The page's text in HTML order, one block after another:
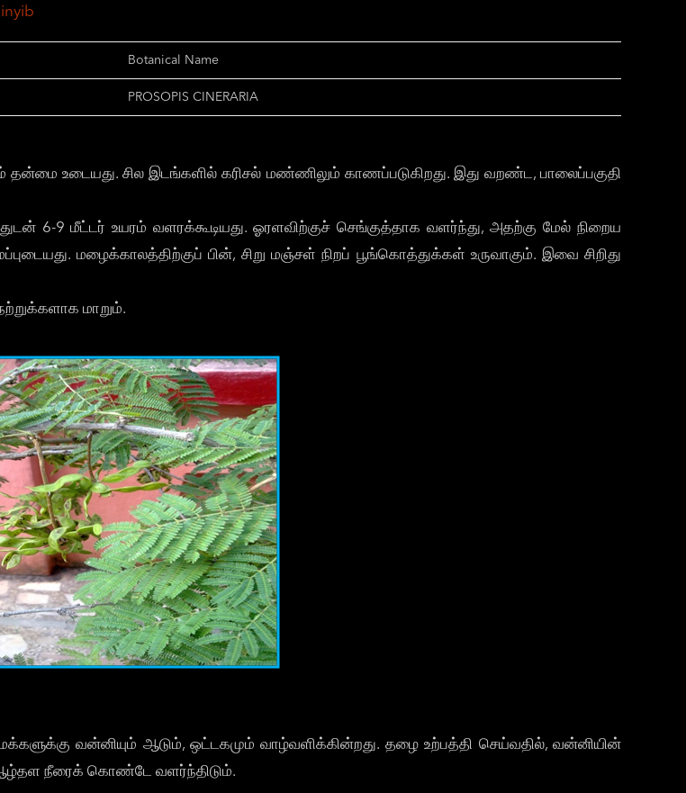
Botanical Name
PROSOPIS CINERARIA
உடையது. சில இடங்களில் கரிசல் மண்ணிலும் காணப்படுகிறது. இது வறண்ட, பாலைப்பகுதி
6-9 மீட்டர் உயரம் வளரக்கூடியது. ஓரளவிற்குச் செங்குத்தாக வளர்ந்து, அதற்கு மேல் நிறைய
மழைக்காலத்திற்குப் பின், சிறு மஞ்சள் நிறப் பூங்கொத்துக்கள் உருவாகும். இவை சிறிது
மாறும்.
வன்னியும் ஆடும், ஒட்டகமும் வாழ்வளிக்கின்றது. தழை உற்பத்தி செய்வதில், வன்னியின்
ஆழ்தள நீரைக் கொண்டே வளர்ந்திடும்.